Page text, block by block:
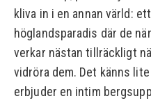
kliva in i en annan värld:
höglandsparadis där de
verkar nästan tillräckligt
vidröra dem. Det känns
erbjuder en intim